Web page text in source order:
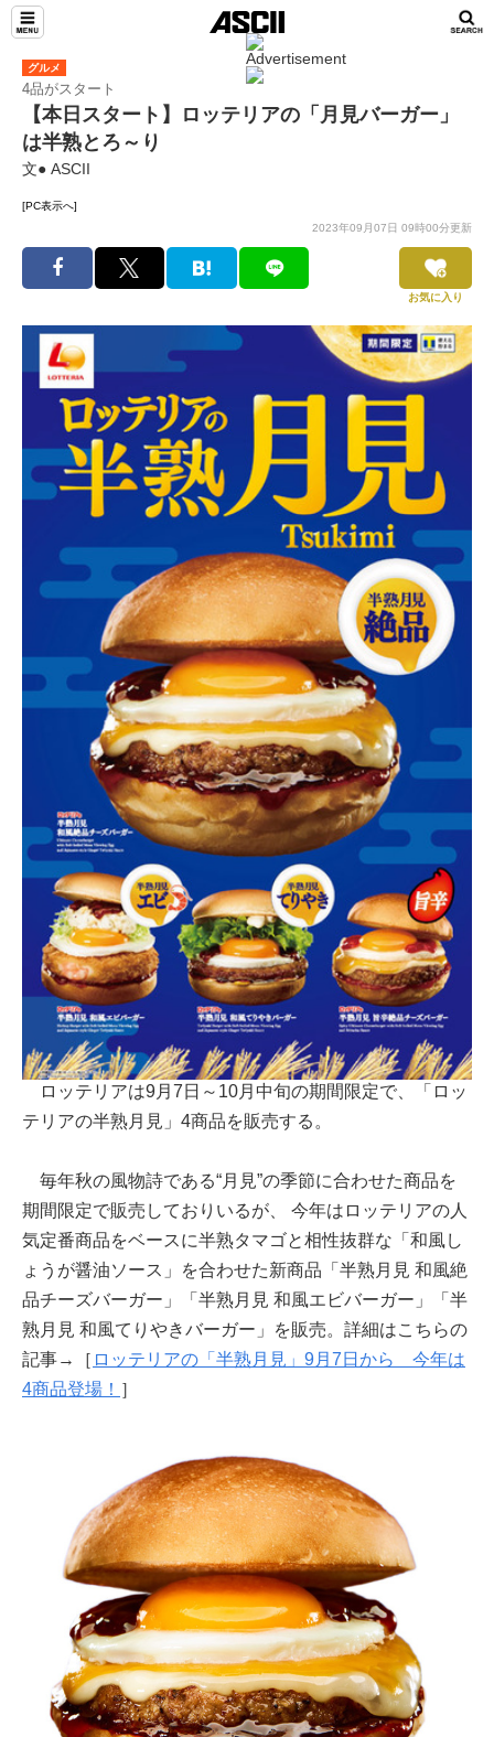
グルメ
4品がスタート
【本日スタート】ロッテリアの「月見バーガー」
は半熟とろ～り
文● ASCII
[PC表示へ]
2023年09月07日 09時00分更新
お気に入り
ロッテリアは9月7日～10月中旬の期間限定で、「ロッ
テリアの半熟月見」4商品を販売する。
毎年秋の風物詩である“月見”の季節に合わせた商品を
期間限定で販売しておりいるが、 今年はロッテリアの人
気定番商品をベースに半熟タマゴと相性抜群な「和風し
ょうが醤油ソース」を合わせた新商品「半熟月見 和風絶
品チーズバーガー」「半熟月見 和風エビバーガー」「半
熟月見 和風てりやきバーガー」を販売。詳細はこちらの
記事→［ ロッテリアの「半熟月見」9月7日から 今年は
4商品登場！ ］